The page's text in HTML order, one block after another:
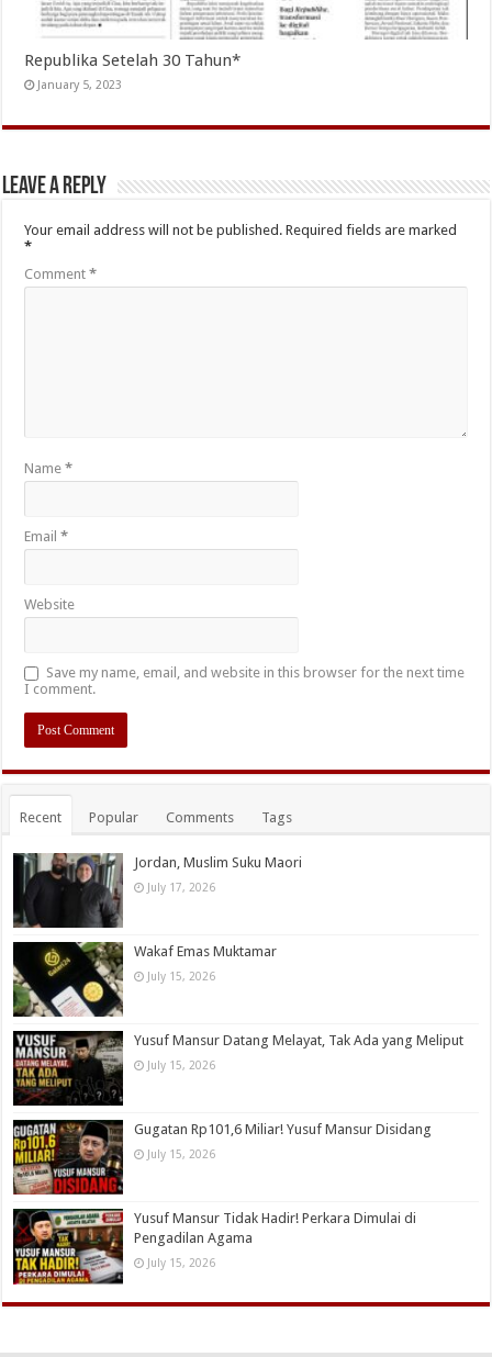
Republika Setelah 30 Tahun*
January 5, 2023
Leave a Reply
Your email address will not be published. Required fields are marked
*
Comment*
Name*
Email*
Website
Save my name, email, and website in this browser for the next time
I comment.
Recent Popular Comments Tags
Jordan, Muslim Suku Maori
July 17, 2026
Wakaf Emas Muktamar
July 15, 2026
Yusuf Mansur Datang Melayat, Tak Ada yang Meliput
July 15, 2026
Gugatan Rp101,6 Miliar! Yusuf Mansur Disidang
July 15, 2026
Yusuf Mansur Tidak Hadir! Perkara Dimulai di
Pengadilan Agama
July 15, 2026